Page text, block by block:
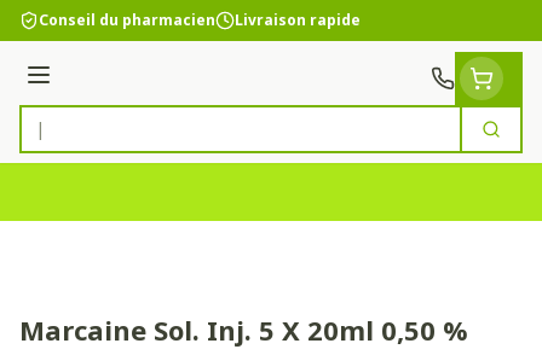
Aller au contenu
Conseil du pharmacien Livraison rapide
Menu
Rechercher
Marcaine Sol. Inj. 5 X 20ml 0,50 %